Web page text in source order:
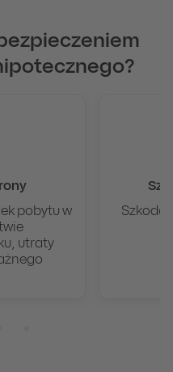
pobytu w
utraty
Szkodę